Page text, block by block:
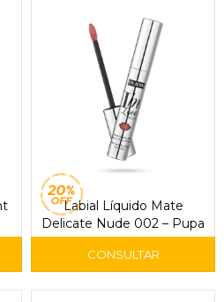
Labial Líquido Mate
Delicate Nude 002 – Pupa